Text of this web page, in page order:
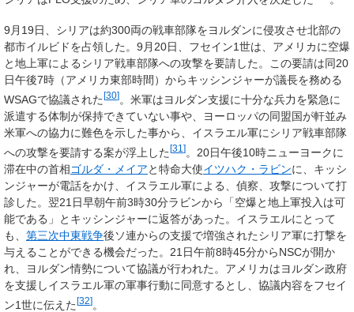
9月19日、シリアは約300両の戦車部隊をヨルダンに侵攻させ北部の
都市イルビドを占領した。9月20日、フセイン1世は、アメリカに空爆
と地上軍によるシリア戦車部隊への攻撃を要請した。この要請は同20
日午後7時（アメリカ東部時間）からキッシンジャーが議長を務める
WSAGで協議された [30] 。米軍はヨルダン支援に十分な兵力を緊急に
派遣する体制が保持できていない事や、ヨーロッパの同盟国が軒並み
米軍への協力に難色を示した事から、イスラエル軍にシリア戦車部隊
への攻撃を要請する案が浮上した [31 ] 。20日午後10時ニューヨークに
滞在中の首相ゴルダ・メイアと特命大使イツハク・ラビンに、キッシ
ンジャーが電話をかけ、イスラエル軍による、偵察、攻撃について打
診した。翌21日早朝午前3時30分ラビンから「空爆と地上軍投入は可
能である」とキッシンジャーに返答があった。イスラエルにとって
も、 第三次中東戦争後ソ連からの支援で増強されたシリア軍に打撃を
与えることができる機会だった。21日午前8時45分からNSCが開か
れ、ヨルダン情勢について協議が行われた。アメリカはヨルダン政府
を支援しイスラエル軍の軍事行動に同意するとし、協議内容をフセイ
ン1世に伝えた[32]。